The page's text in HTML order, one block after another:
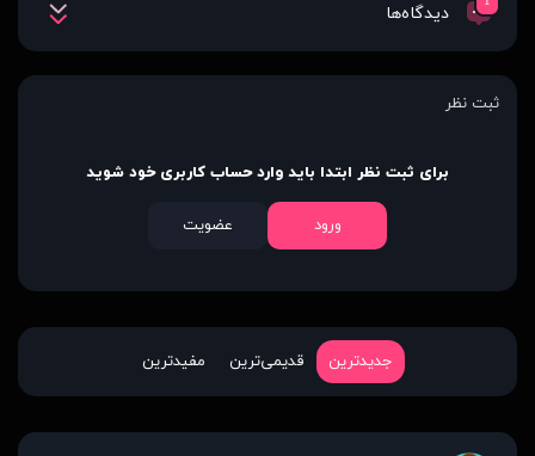
دیدگاه‌ها
ثبت نظر
برای ثبت نظر ابتدا باید وارد حساب کاربری خود شوید
ورود عضویت
جدیدترین قدیمی‌ترین مفیدترین